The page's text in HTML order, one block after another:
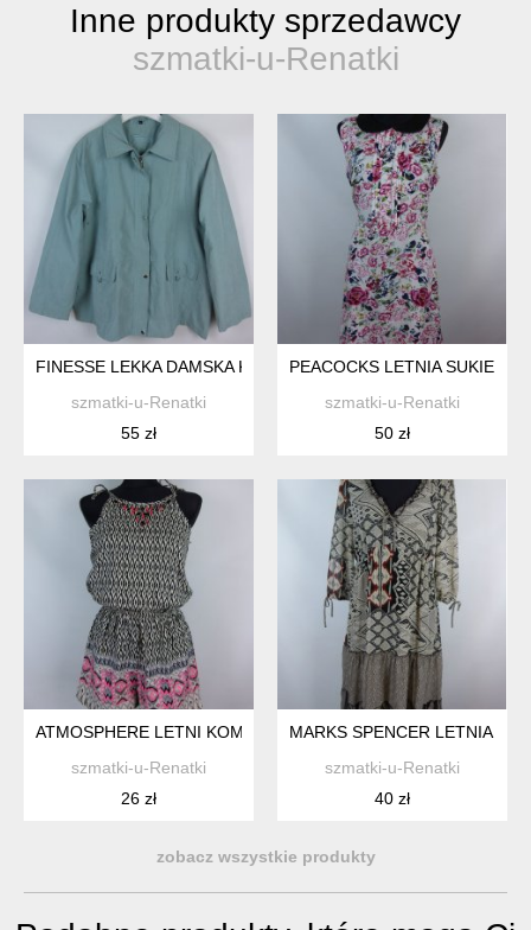
Inne produkty sprzedawcy
szmatki-u-Renatki
FINESSE LEKKA DAMSKA KURTKA / 24 - 52
szmatki-u-Renatki
55 zł
PEACOCKS LETNIA
szmatki-u-Renatki
50 zł
ATMOSPHERE LETNI KOMBINEZON SZORTY 8 / 34
szmatki-u-Renatki
26 zł
MARKS SPENCER LETNIA
szmatki-u-Renatki
40 zł
zobacz wszystkie produkty